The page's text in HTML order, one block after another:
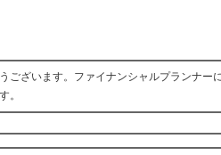
ございます。ファイナンシャルプランナー
。